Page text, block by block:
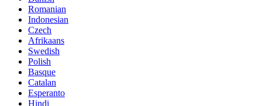
Romanian
Indonesian
Czech
Afrikaans
Swedish
Polish
Basque
Catalan
Esperanto
Hindi